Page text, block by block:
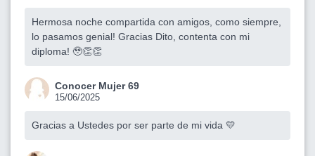
Hermosa noche compartida con amigos, como siempre,
lo pasamos genial! Gracias Dito, contenta con mi
diploma! 🥹👏👏
Conocer Mujer 69
15/06/2025
Gracias a Ustedes por ser parte de mi vida 💛